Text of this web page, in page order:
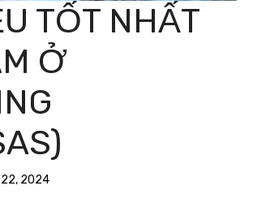
TỐT NHẤT
Ở
22, 2024